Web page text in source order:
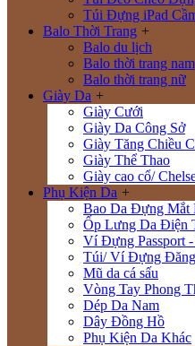
Túi Đựng iPad
Balo Thời Trang +
Balo du lịch
Balo thời trang nam
Balo thời trang nữ
Giày Da +
Giày Cưới
Giày Da Công Sở
Giày Tăng Chiều
Giày Thể Thao
Giày cao cổ/
Phụ Kiện Da +
Bao Da Đựng Mắt
Ốp Lưng Da Điện
Ví Đựng Passport
Túi/ Ví Đựng
Mũ da cá sấu
Vòng Tay Phong
Dép Da Nam
Dây Đồng Hồ
Phụ Kiện Da Khác